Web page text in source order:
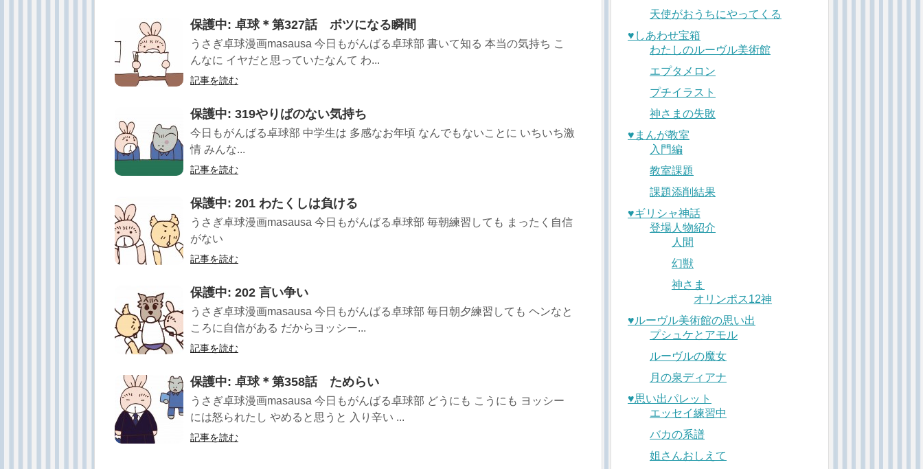
保護中: 卓球＊第327話 ボツになる瞬間
うさぎ卓球漫画masausa 今日もがんばる卓球部 書いて知る 本当の気持ち こ
んなに イヤだと思っていたなんて わ...
記事を読む
保護中: 319やりばのない気持ち
今日もがんばる卓球部 中学生は 多感なお年頃 なんでもないことに いちいち激
情 みんな...
記事を読む
保護中: 201 わたくしは負ける
うさぎ卓球漫画masausa 今日もがんばる卓球部 毎朝練習しても まったく自信
がない
記事を読む
保護中: 202 言い争い
うさぎ卓球漫画masausa 今日もがんばる卓球部 毎日朝夕練習しても ヘンなと
ころに自信がある だからヨッシー...
記事を読む
保護中: 卓球＊第358話 ためらい
うさぎ卓球漫画masausa 今日もがんばる卓球部 どうにも こうにも ヨッシー
には怒られたし やめると思うと 入り辛い ...
記事を読む
天使がおうちにやってくる
♥︎しあわせ宝箱
わたしのルーヴル美術館
エプタメロン
プチイラスト
神さまの失敗
♥︎まんが教室
入門編
教室課題
課題添削結果
♥︎ギリシャ神話
登場人物紹介
人間
幻獣
神さま
オリンポス12神
♥︎ルーヴル美術館の思い出
プシュケとアモル
ルーヴルの魔女
月の泉ディアナ
♥︎思い出パレット
エッセイ練習中
バカの系譜
姐さんおしえて